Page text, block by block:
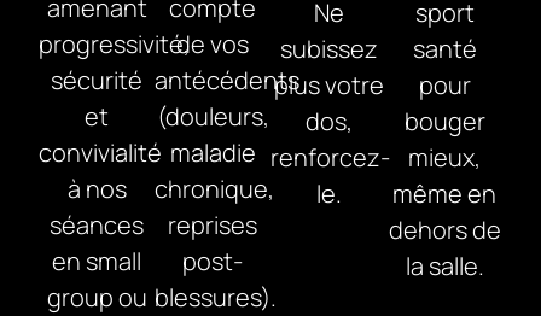
amenant
progressivité,
sécurité
et
convivialité
à nos
séances
en small
group ou
compte
de vos
antécédents
(douleurs,
maladie
chronique,
reprises
post-
blessures).
Ne
subissez
plus votre
dos,
renforcez-
le.
sport
santé
pour
bouger
mieux,
même en
dehors de
la salle.